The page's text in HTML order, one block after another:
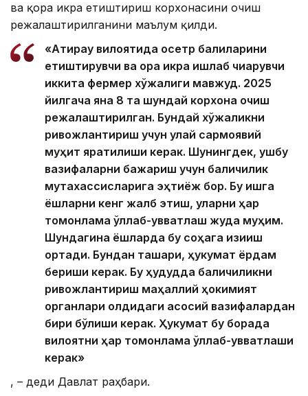
ва қора икра етиштириш корхонасини очиш
режалаштирилганини маълум қилди.
«Атирау вилоятида осетр балиқларини
етиштирувчи ва қора икра ишлаб чиқарувчи
иккита фермер хўжалиги мавжуд. 2025
йилгача яна 8 та шундай корхона очиш
режалаштирилган. Бундай хўжаликни
ривожлантириш учун қулай сармоявий
муҳит яратилиши керак. Шунингдек, ушбу
вазифаларни бажариш учун балиқчилик
мутахассисларига эҳтиёж бор. Бу ишга
ёшларни кенг жалб этиш, уларни ҳар
томонлама қўллаб-қувватлаш жуда муҳим.
Шундагина ёшларда бу соҳага қизиқиш
ортади. Бундан ташқари, ҳукумат ёрдам
бериши керак. Бу ҳудудда балиқчиликни
ривожлантириш маҳаллий ҳокимият
органлари олдидаги асосий вазифалардан
бири бўлиши керак. Ҳукумат бу борада
вилоятни ҳар томонлама қўллаб-қувватлаши
керак»
, – деди Давлат раҳбари.